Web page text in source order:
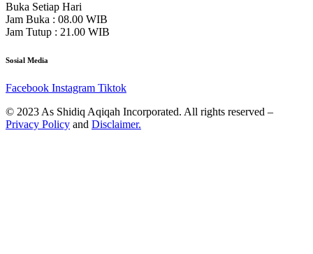
Buka Setiap Hari
Jam Buka : 08.00 WIB
Jam Tutup : 21.00 WIB
Sosial Media
Facebook Instagram Tiktok
© 2023 As Shidiq Aqiqah Incorporated. All rights reserved –
Privacy Policy and Disclaimer.